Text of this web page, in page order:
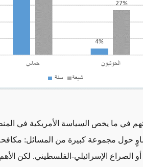
في ما يخص السياسة الأمريكية في
حول مجموعة كبيرة من المسائل: مكافحة